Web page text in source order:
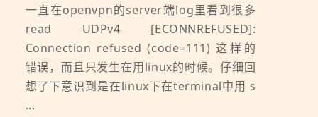
一直在openvpn的server端log里看到很多
read UDPv4 [ECONNREFUSED]:
Connection refused (code=111) 这样的
错误，而且只发生在用linux的时候。仔细回
想了下意识到是在linux下在terminal中用 s
...